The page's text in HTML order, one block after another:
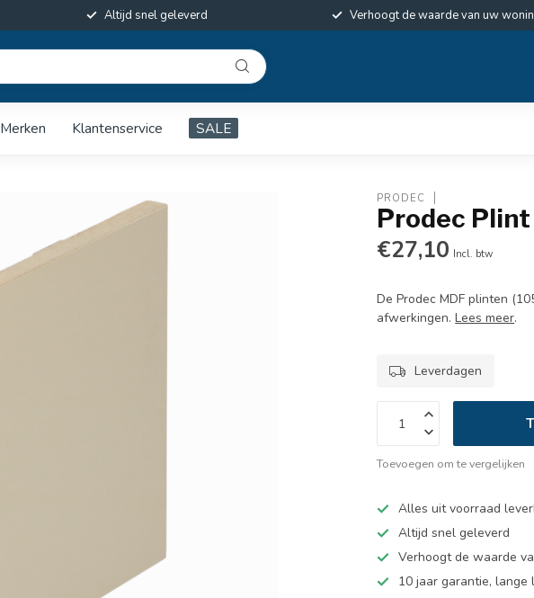
Altijd snel geleverd Verhoogt de waarde van uw
Merken Klantenservice SALE
PRODEC
Prodec Plint
€27,10 Incl. btw
De Prodec MDF plinten
afwerkingen.Lees meer.
Leverdagen
Toevoegen om te vergelijken
Alles uit voorraad
Altijd snel geleverd
Verhoogt de waarde
10 jaar garantie, lange